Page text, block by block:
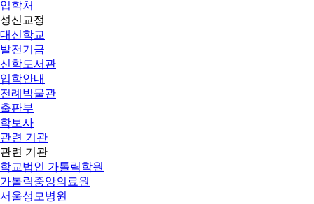
입학처
성신교정
대신학교
발전기금
신학도서관
입학안내
전례박물관
출판부
학보사
관련 기관
관련 기관
학교법인 가톨릭학원
가톨릭중앙의료원
서울성모병원